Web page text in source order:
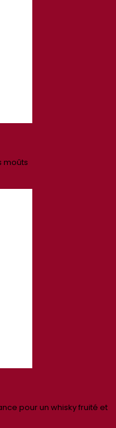
moûts
pour un whisky fruité et